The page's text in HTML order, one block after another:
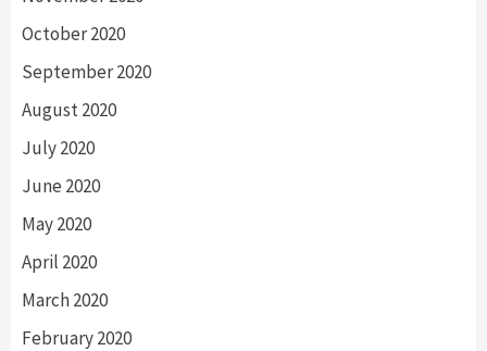
October 2020
September 2020
August 2020
July 2020
June 2020
May 2020
April 2020
March 2020
February 2020